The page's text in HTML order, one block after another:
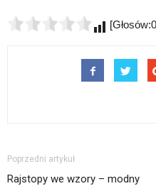
Poprzedni artykuł
Rajstopy we wzory – modny